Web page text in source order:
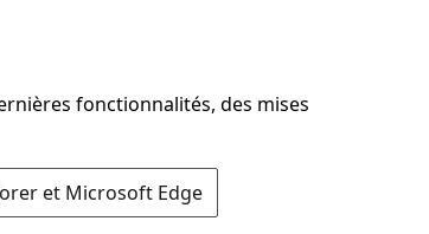
fonctionnalités, des mises
et Microsoft Edge